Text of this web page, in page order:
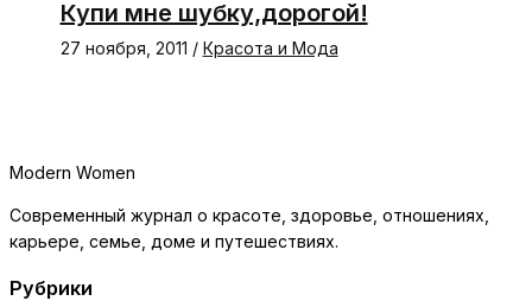
Купи мне шубку,дорогой!
27 ноября, 2011 / Красота и Мода
Modern Women
Современный журнал о красоте, здоровье, отношениях,
карьере, семье, доме и путешествиях.
Рубрики